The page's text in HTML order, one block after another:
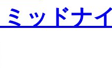
ミッドナ